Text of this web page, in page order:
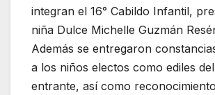
integran el 16° Cabildo Infantil,
niña Dulce Michelle Guzmán
Además se entregaron
a los niños electos como ediles
entrante, así como